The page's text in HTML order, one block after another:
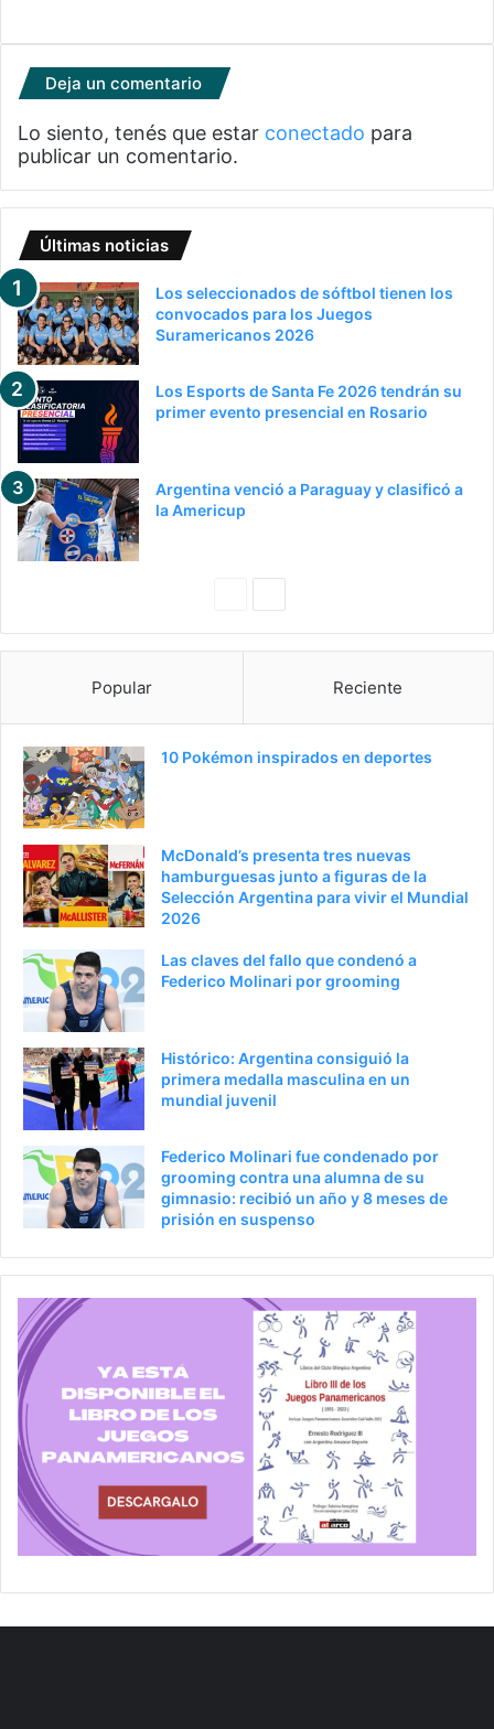
Deja un comentario
Lo siento, tenés que estar conectado para
publicar un comentario.
Últimas noticias
Los seleccionados de sóftbol tienen los
convocados para los Juegos
Suramericanos 2026
Los Esports de Santa Fe 2026 tendrán su
primer evento presencial en Rosario
Argentina venció a Paraguay y clasificó a
la Americup
Popular Reciente
10 Pokémon inspirados en deportes
McDonald’s presenta tres nuevas
hamburguesas junto a figuras de la
Selección Argentina para vivir el Mundial
2026
Las claves del fallo que condenó a
Federico Molinari por grooming
Histórico: Argentina consiguió la
primera medalla masculina en un
mundial juvenil
Federico Molinari fue condenado por
grooming contra una alumna de su
gimnasio: recibió un año y 8 meses de
prisión en suspenso